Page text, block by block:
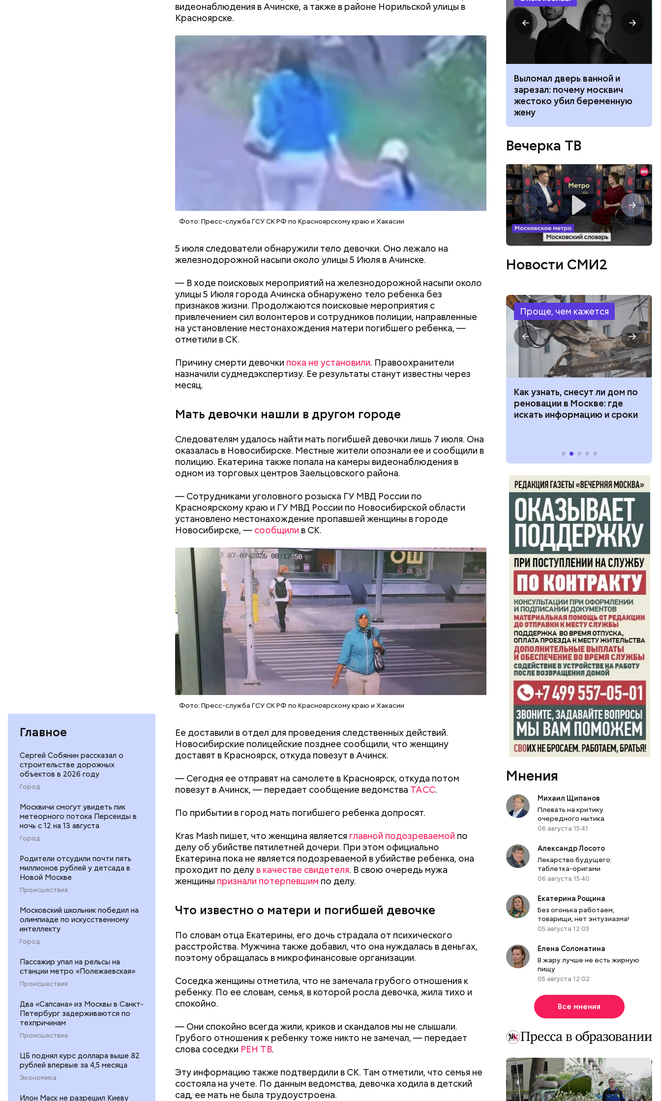
Главное
Сергей Собянин рассказал о
строительстве дорожных
объектов в 2026 году
Город
Москвичи смогут увидеть пик
метеорного потока Персеиды в
ночь с 12 на 13 августа
Город
Родители отсудили почти пять
миллионов рублей у детсада в
Новой Москве
Происшествия
Московский школьник победил на
олимпиаде по искусственному
интеллекту
Город
Пассажир упал на рельсы на
станции метро «Полежаевская»
Происшествия
Два «Сапсана» из Москвы в Санкт-
Петербург задерживаются по
техпричинам
Происшествия
ЦБ поднял курс доллара выше 82
рублей впервые за 4,5 месяца
Экономика
Илон Маск не разрешил Киеву
видеонаблюдения в Ачинске, а также в районе Норильской улицы в
Красноярске.
Фото: Пресс-служба ГСУ СК РФ по Красноярскому краю и Хакасии
5 июля следователи обнаружили тело девочки. Оно лежало на
железнодорожной насыпи около улицы 5 Июля в Ачинске.
— В ходе поисковых мероприятий на железнодорожной насыпи около
улицы 5 Июля города Ачинска обнаружено тело ребенка без
признаков жизни. Продолжаются поисковые мероприятия с
привлечением сил волонтеров и сотрудников полиции, направленные
на установление местонахождения матери погибшего ребенка, —
отметили в СК.
Причину смерти девочки пока не установили. Правоохранители
назначили судмедэкспертизу. Ее результаты станут известны через
месяц.
Мать девочки нашли в другом городе
Следователям удалось найти мать погибшей девочки лишь 7 июля. Она
оказалась в Новосибирске. Местные жители опознали ее и сообщили в
полицию. Екатерина также попала на камеры видеонаблюдения в
одном из торговых центров Заельцовского района.
— Сотрудниками уголовного розыска ГУ МВД России по
Красноярскому краю и ГУ МВД России по Новосибирской области
установлено местонахождение пропавшей женщины в городе
Новосибирске, — сообщили в СК.
Фото: Пресс-служба ГСУ СК РФ по Красноярскому краю и Хакасии
Ее доставили в отдел для проведения следственных действий.
Новосибирские полицейские позднее сообщили, что женщину
доставят в Красноярск, откуда повезут в Ачинск.
— Сегодня ее отправят на самолете в Красноярск, откуда потом
повезут в Ачинск, — передает сообщение ведомства ТАСС.
По прибытии в город мать погибшего ребенка допросят.
Kras Mash пишет, что женщина является главной подозреваемой по
делу об убийстве пятилетней дочери. При этом официально
Екатерина пока не является подозреваемой в убийстве ребенка, она
проходит по делу в качестве свидетеля. В свою очередь мужа
женщины признали потерпевшим по делу.
Что известно о матери и погибшей девочке
По словам отца Екатерины, его дочь страдала от психического
расстройства. Мужчина также добавил, что она нуждалась в деньгах,
поэтому обращалась в микрофинансовые организации.
Соседка женщины отметила, что не замечала грубого отношения к
ребенку. По ее словам, семья, в которой росла девочка, жила тихо и
спокойно.
— Они спокойно всегда жили, криков и скандалов мы не слышали.
Грубого отношения к ребенку тоже никто не замечал, — передает
слова соседки РЕН ТВ.
Эту информацию также подтвердили в СК. Там отметили, что семья не
состояла на учете. По данным ведомства, девочка ходила в детский
сад, ее мать не была трудоустроена.
— Гасанов, являясь индивидуальным предпринимателем, осуществлял
предпринимательскую деятельность в области продажи и размещения
рекламы в социальных сетях. С целью сокрытия своих доходов часть
денежных средств от спонсоров розыгрышей, покупателей различных
мотивационных курсов и прогнозов ставок на спорт Гасанов получал
на свои личные лицевые счета как физического лица, а также на
подконтрольные родственникам лицевые счета, — пояснили в
московской прокуратуре.
Родственники обналичивали деньги и возвращали их Гасанову. А чтобы
пользоваться деньгами и не вызвать подозрений у налоговой, Гасанов
на них квартиры.
Блогеру грозило до семи лет лишения свободы.
Реакция Гасанова на расследование
Дебошир и «гроза»
силовиков: кто такой Роберт
Гилман, которого просят
украшу: тренды маникюра в
Выломал дверь ванной и
зарезал: почему москвич
жестоко убил беременную
жену
Вечерка ТВ
Новости СМИ2
Проще, чем кажется
трудной ситуации: кто может
документы
Как узнать, снесут ли дом по
реновации в Москве: где
искать информацию и сроки
Мнения
Михаил Щипанов
Плевать на критику
очередного нытика
06 августа 15:41
Александр Лосото
Лекарство будущего:
таблетка-оригами
06 августа 15:40
Екатерина Рощина
Без огонька работаем,
товарищи, нет энтузиазма!
05 августа 12:03
Елена Соломатина
В жару лучше не есть жирную
пищу
05 августа 12:02
Все мнения